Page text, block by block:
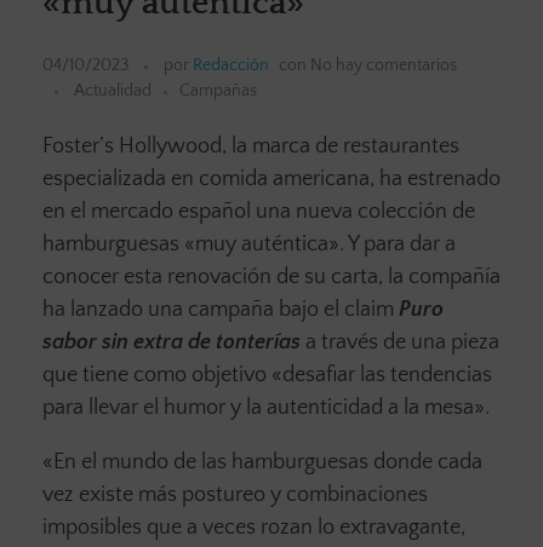
04/10/2023 por Redacción con No hay comentarios
Actualidad
Campañas
Foster’s Hollywood, la marca de restaurantes
especializada en comida americana, ha estrenado
en el mercado español una nueva colección de
hamburguesas «muy auténtica». Y para dar a
conocer esta renovación de su carta, la compañía
ha lanzado una campaña bajo el claim Puro
sabor sin extra de tonterías a través de una pieza
que tiene como objetivo «desafiar las tendencias
para llevar el humor y la autenticidad a la mesa».
«En el mundo de las hamburguesas donde cada
vez existe más postureo y combinaciones
imposibles que a veces rozan lo extravagante,